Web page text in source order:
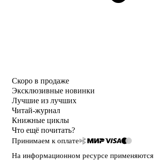
Скоро в продаже
Эксклюзивные новинки
Лучшие из лучших
Читай-журнал
Книжные циклы
Что ещё почитать?
Принимаем к оплате
На информационном ресурсе применяются